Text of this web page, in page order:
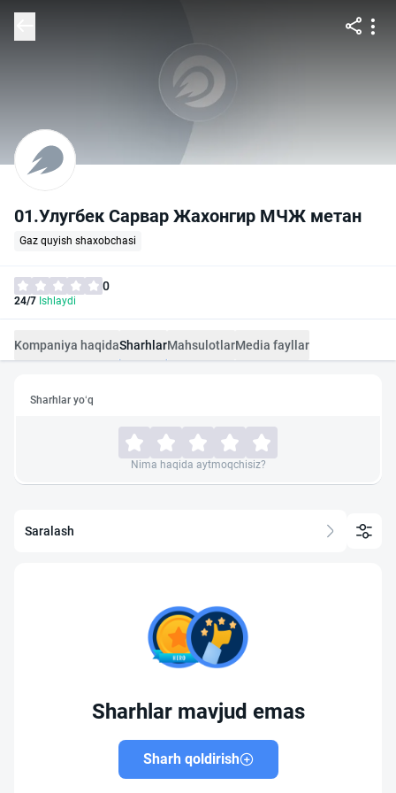
01.Улугбек Сарвар Жахонгир МЧЖ метан
Gaz quyish shaxobchasi
0
24/7 Ishlaydi
Kompaniya haqidaSharhlarMahsulotlarMedia fayllar
Sharhlar yo‘q
Nima haqida aytmoqchisiz?
Saralash
Sharhlar mavjud emas
Sharh qoldirish